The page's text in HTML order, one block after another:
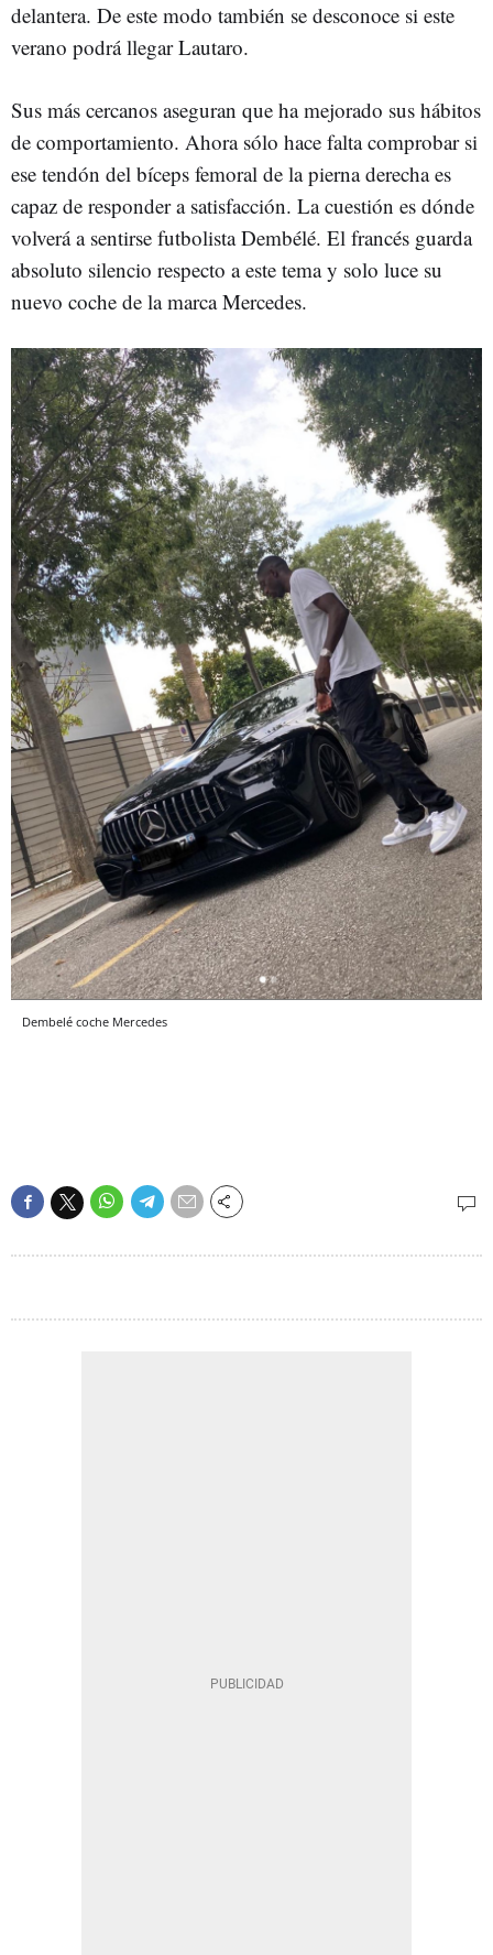
delantera. De este modo también se desconoce si este
verano podrá llegar Lautaro.
Sus más cercanos aseguran que ha mejorado sus hábitos
de comportamiento. Ahora sólo hace falta comprobar si
ese tendón del bíceps femoral de la pierna derecha es
capaz de responder a satisfacción. La cuestión es dónde
volverá a sentirse futbolista Dembélé. El francés guarda
absoluto silencio respecto a este tema y solo luce su
nuevo coche de la marca Mercedes.
Dembelé coche Mercedes